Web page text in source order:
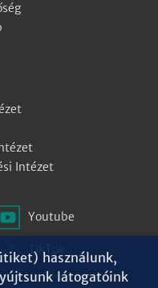
Intézet
Youtube
TikTok
használunk,
látogatóink